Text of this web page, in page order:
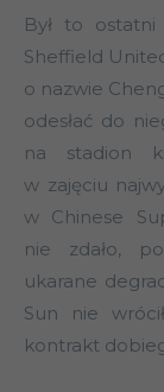
Był to
Sheffield
o nazwie
odesłać do
na stadion
w zajęciu
w Chinese
nie zdało,
ukarane
Sun nie
kontrakt